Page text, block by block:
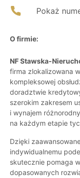
Pokaż
O firmie:
NF Stawska-
firma zlokalizowana
kompleksowej
doradztwie
szerokim zakresem
i wynajem
na każdym etapie
Dzięki
indywidualnemu
skutecznie pomaga
dopasowanych